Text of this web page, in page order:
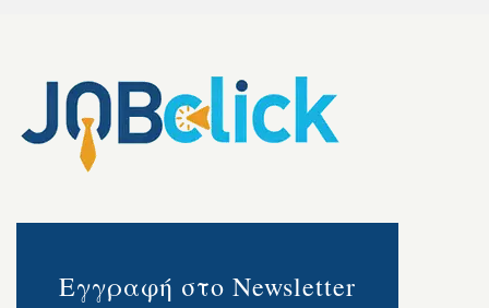
Εγγραφή στο Newsletter